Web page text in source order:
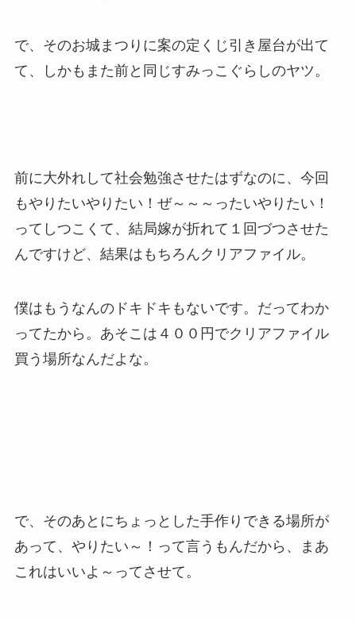
で、そのお城まつりに案の定くじ引き屋台が出て
て、しかもまた前と同じすみっこぐらしのヤツ。
前に大外れして社会勉強させたはずなのに、今回
もやりたいやりたい！ぜ～～～ったいやりたい！
ってしつこくて、結局嫁が折れて１回づつさせた
んですけど、結果はもちろんクリアファイル。
僕はもうなんのドキドキもないです。だってわか
ってたから。あそこは４００円でクリアファイル
買う場所なんだよな。
で、そのあとにちょっとした手作りできる場所が
あって、やりたい～！って言うもんだから、まあ
これはいいよ～ってさせて。